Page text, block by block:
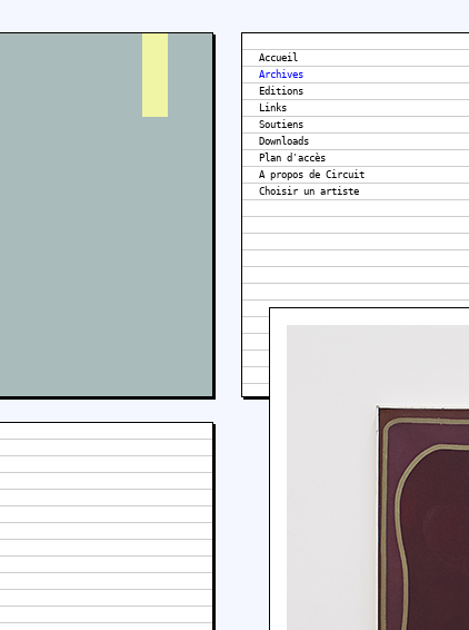
Accueil
Archives
Editions
Links
Soutiens
Downloads
Plan d'accès
A propos de Circuit